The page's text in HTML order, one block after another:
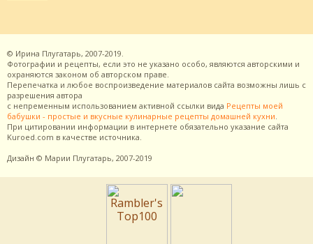
© Ирина Плугатарь, 2007-2019.
Фотографии и рецепты, если это не указано особо, являются авторскими и
охраняются законом об авторском праве.
Перепечатка и любое воспроизведение материалов сайта возможны лишь с
разрешения автора
с непременным использованием активной ссылки вида Рецепты моей
бабушки - простые и вкусные кулинарные рецепты домашней кухни.
При цитировании информации в интернете обязательно указание сайта
Kuroed.com в качестве источника.
Дизайн © Марии Плугатарь, 2007-2019